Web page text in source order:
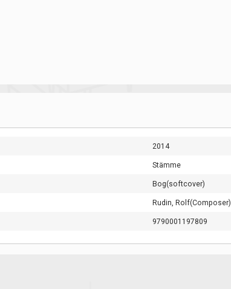
2014
Stämme
Bog(softcover)
Rudin, Rolf(Composer)
9790001197809